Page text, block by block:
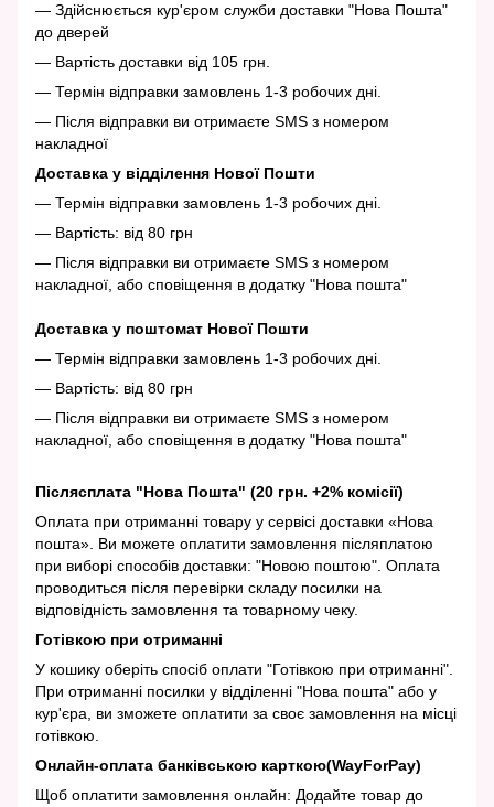
— Здійснюється кур'єром служби доставки "Нова Пошта"
до дверей
— Вартість доставки від 105 грн.
— Термін відправки замовлень 1-3 робочих дні.
— Після відправки ви отримаєте SMS з номером
накладної
Доставка у відділення Нової Пошти
— Термін відправки замовлень 1-3 робочих дні.
— Вартість: від 80 грн
— Після відправки ви отримаєте SMS з номером
накладної, або сповіщення в додатку "Нова пошта"
Доставка у поштомат Нової Пошти
— Термін відправки замовлень 1-3 робочих дні.
— Вартість: від 80 грн
— Після відправки ви отримаєте SMS з номером
накладної, або сповіщення в додатку "Нова пошта"
Післясплата "Нова Пошта" (20 грн. +2% комісії)
Оплата при отриманні товару у сервісі доставки «Нова
пошта». Ви можете оплатити замовлення післяплатою
при виборі способів доставки: "Новою поштою". Оплата
проводиться після перевірки складу посилки на
відповідність замовлення та товарному чеку.
Готівкою при отриманні
У кошику оберіть спосіб оплати "Готівкою при отриманні".
При отриманні посилки у відділенні "Нова пошта" або у
кур'єра, ви зможете оплатити за своє замовлення на місці
готівкою.
Онлайн-оплата банківською карткою(WayForPay)
Щоб оплатити замовлення онлайн: Додайте товар до